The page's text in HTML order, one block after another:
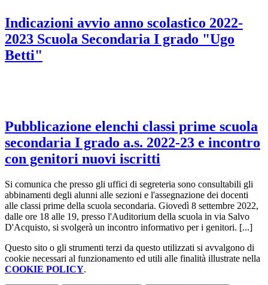
Indicazioni avvio anno scolastico 2022-
2023 Scuola Secondaria I grado "Ugo
Betti"
Pubblicazione elenchi classi prime scuola
secondaria I grado a.s. 2022-23 e incontro
con genitori nuovi iscritti
Si comunica che presso gli uffici di segreteria sono consultabili gli
abbinamenti degli alunni alle sezioni e l'assegnazione dei docenti
alle classi prime della scuola secondaria. Giovedì 8 settembre 2022,
dalle ore 18 alle 19, presso l'Auditorium della scuola in via Salvo
D'Acquisto, si svolgerà un incontro informativo per i genitori. [...]
Questo sito o gli strumenti terzi da questo utilizzati si avvalgono di
cookie necessari al funzionamento ed utili alle finalità illustrate nella
COOKIE POLICY.